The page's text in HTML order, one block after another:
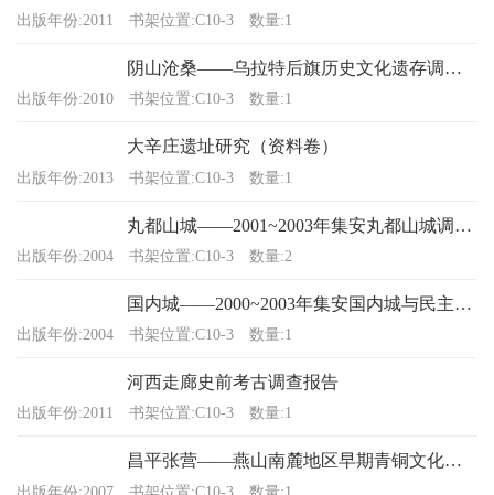
出版年份:2011 书架位置:C10-3 数量:1
阴山沧桑——乌拉特后旗历史文化遗存调查报告
出版年份:2010 书架位置:C10-3 数量:1
大辛庄遗址研究（资料卷）
出版年份:2013 书架位置:C10-3 数量:1
丸都山城——2001~2003年集安丸都山城调查试掘报告
出版年份:2004 书架位置:C10-3 数量:2
国内城——2000~2003年集安国内城与民主遗址试掘报告
出版年份:2004 书架位置:C10-3 数量:1
河西走廊史前考古调查报告
出版年份:2011 书架位置:C10-3 数量:1
昌平张营——燕山南麓地区早期青铜文化遗址发掘报告